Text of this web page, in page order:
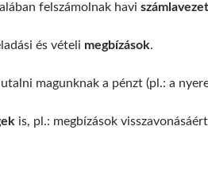
felszámolnak havi
és vételi megbízások.
magunknak a pénzt (pl.: a
is, pl.: megbízások